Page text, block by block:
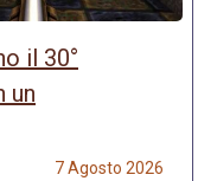
il 30°
un
7 Agosto 2026